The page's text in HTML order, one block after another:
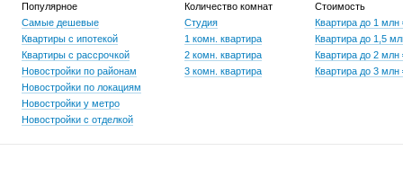
Популярное
Самые дешевые
Квартиры с ипотекой
Квартиры с рассрочкой
Новостройки по районам
Новостройки по локациям
Новостройки у метро
Новостройки с отделкой
Количество комнат
Студия
1 комн. квартира
2 комн. квартира
3 комн. квартира
Стоимость
Квартира до 1 млн
Квартира до 1,5
Квартира до 2 млн
Квартира до 3 млн